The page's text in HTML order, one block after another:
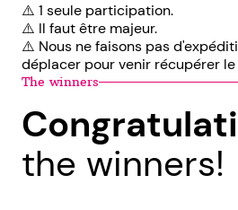
⚠️ 1 seule participation.
⚠️ Il faut être majeur.
⚠️ Nous ne faisons pas
déplacer pour venir récupérer
The winners
the winners!